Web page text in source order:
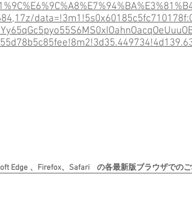
Edge 、Firefox、Safari の各最新版ブラウザでのご